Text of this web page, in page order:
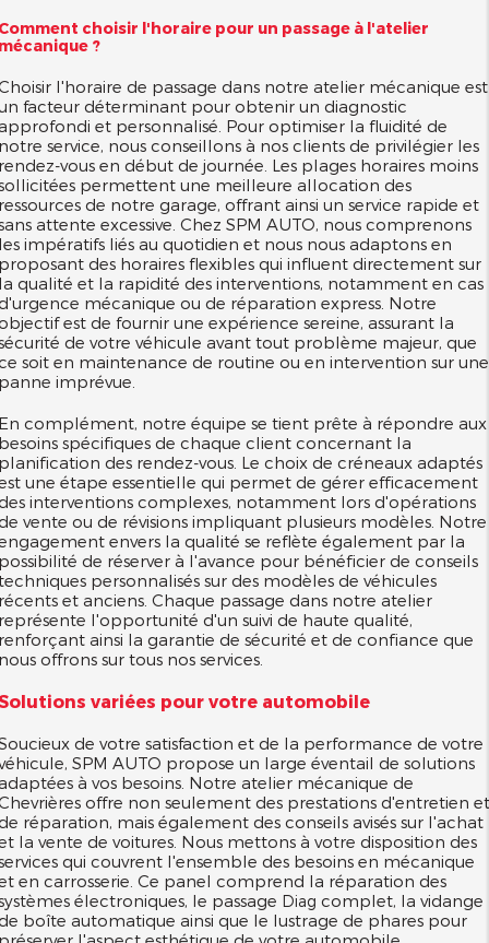
choisir l'horaire pour un passage à l'atelier
?
l'horaire de passage dans notre atelier mécanique est
facteur déterminant pour obtenir un diagnostic
et personnalisé. Pour optimiser la fluidité de
service, nous conseillons à nos clients de privilégier les
vous en début de journée. Les plages horaires moins
permettent une meilleure allocation des
de notre garage, offrant ainsi un service rapide et
attente excessive. Chez SPM AUTO, nous comprenons
impératifs liés au quotidien et nous nous adaptons en
des horaires flexibles qui influent directement sur
qualité et la rapidité des interventions, notamment en cas
mécanique ou de réparation express. Notre
est de fournir une expérience sereine, assurant la
de votre véhicule avant tout problème majeur, que
soit en maintenance de routine ou en intervention sur une
imprévue.
complément, notre équipe se tient prête à répondre aux
spécifiques de chaque client concernant la
des rendez-vous. Le choix de créneaux adaptés
une étape essentielle qui permet de gérer efficacement
interventions complexes, notamment lors d'opérations
vente ou de révisions impliquant plusieurs modèles. Notre
envers la qualité se reflète également par la
de réserver à l'avance pour bénéficier de conseils
personnalisés sur des modèles de véhicules
et anciens. Chaque passage dans notre atelier
l'opportunité d'un suivi de haute qualité,
ainsi la garantie de sécurité et de confiance que
offrons sur tous nos services.
variées pour votre automobile
de votre satisfaction et de la performance de votre
SPM AUTO propose un large éventail de solutions
à vos besoins. Notre atelier mécanique de
offre non seulement des prestations d'entretien
réparation, mais également des conseils avisés sur l'achat
la vente de voitures. Nous mettons à votre disposition des
qui couvrent l'ensemble des besoins en mécanique
en carrosserie. Ce panel comprend la réparation des
électroniques, le passage Diag complet, la vidange
boîte automatique ainsi que le lustrage de phares pour